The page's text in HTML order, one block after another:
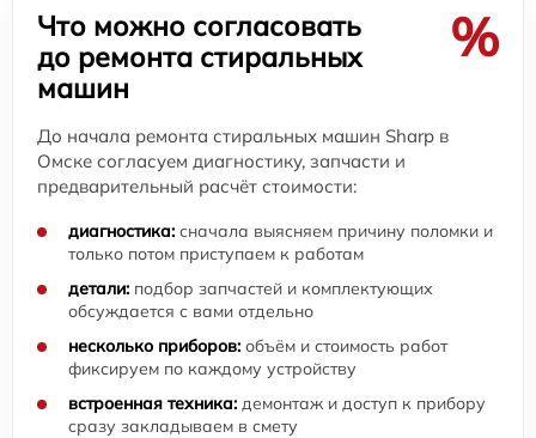
Что можно согласовать
до ремонта стиральных
машин
%
До начала ремонта стиральных машин Sharp в
Омске согласуем диагностику, запчасти и
предварительный расчёт стоимости:
диагностика: сначала выясняем причину поломки и
только потом приступаем к работам
детали: подбор запчастей и комплектующих
обсуждается с вами отдельно
несколько приборов: объём и стоимость работ
фиксируем по каждому устройству
встроенная техника: демонтаж и доступ к прибору
сразу закладываем в смету